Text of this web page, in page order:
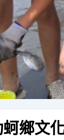
鄉文